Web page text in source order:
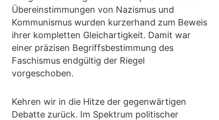
Übereinstimmungen von Nazismus und
Kommunismus wurden kurzerhand zum Beweis
ihrer kompletten Gleichartigkeit. Damit war
einer präzisen Begriffsbestimmung des
Faschismus endgültig der Riegel
vorgeschoben.
Kehren wir in die Hitze der gegenwärtigen
Debatte zurück. Im Spektrum politischer